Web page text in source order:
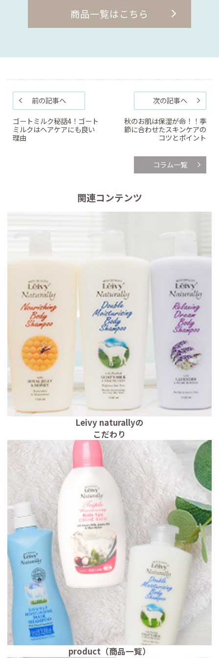
商品一覧はこちら
前の記事へ
ゴートミルク秘話4！ゴート
ミルクはヘアケアにも良い
理由
次の記事へ
秋のお肌は保湿が命！！季
節に合わせたスキンケアの
コツとポイント
コラム一覧
関連コンテンツ
Leivy naturallyの
こだわり
product（商品一覧）